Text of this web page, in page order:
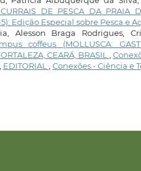
DE PESCA DA PRAIA
Edição Especial sobre Pesca e
Alesson Braga Rodrigues,
coffeus (MOLLUSCA:
CEARÁ, BRASIL
EDITORIAL Conexões - Ciência e